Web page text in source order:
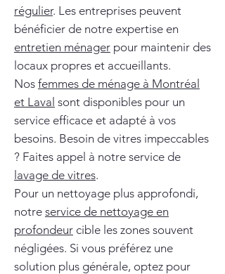
régulier. Les entreprises peuvent
bénéficier de notre expertise en
entretien ménager pour maintenir des
locaux propres et accueillants.
Nos femmes de ménage à Montréal
et Laval sont disponibles pour un
service efficace et adapté à vos
besoins. Besoin de vitres impeccables
? Faites appel à notre service de
lavage de vitres.
Pour un nettoyage plus approfondi,
notre service de nettoyage en
profondeur cible les zones souvent
négligées. Si vous préférez une
solution plus générale, optez pour